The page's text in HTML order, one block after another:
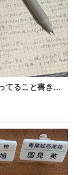
てること書き出
で埋まってワロ